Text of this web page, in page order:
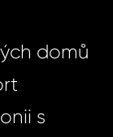
domů
s